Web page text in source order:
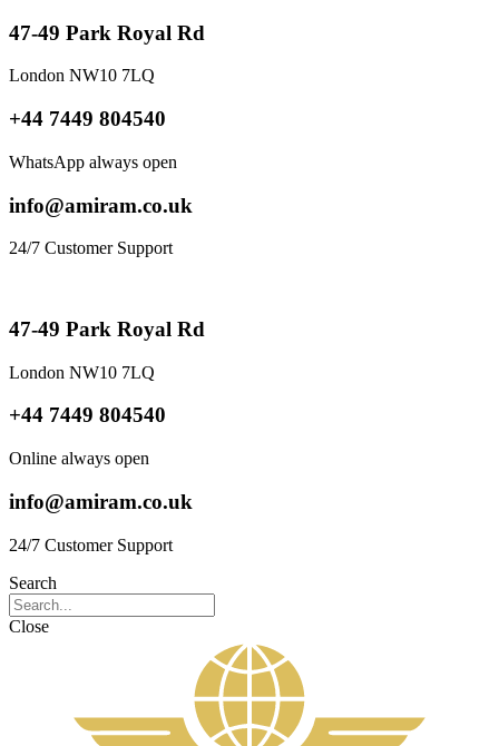
47-49 Park Royal Rd
London NW10 7LQ
+44 7449 804540
WhatsApp always open
info@amiram.co.uk
24/7 Customer Support
47-49 Park Royal Rd
London NW10 7LQ
+44 7449 804540
Online always open
info@amiram.co.uk
24/7 Customer Support
Search
Close